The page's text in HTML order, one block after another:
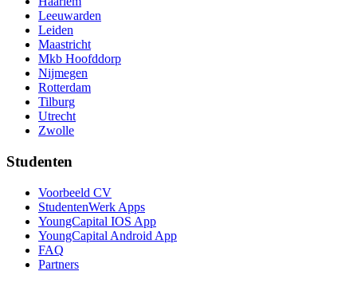
Leeuwarden
Leiden
Maastricht
Mkb Hoofddorp
Nijmegen
Rotterdam
Tilburg
Utrecht
Zwolle
Studenten
Voorbeeld CV
StudentenWerk Apps
YoungCapital IOS App
YoungCapital Android App
FAQ
Partners